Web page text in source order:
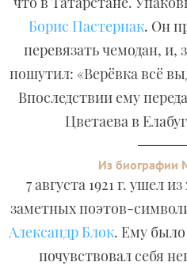
Борис Пастернак. Он
перевязать чемодан, и,
пошутил: «Верёвка всё
Впоследствии ему
Цветаева в
Из биографии
7 августа 1921 г. ушел
заметных поэтов-
Александр Блок. Ему было
почувствовал себя